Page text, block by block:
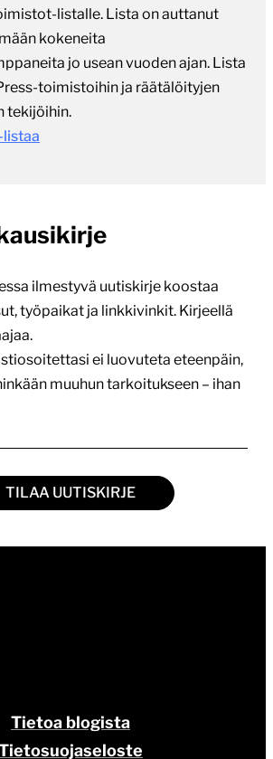
listalle. Lista on auttanut
kokeneita
jo usean vuoden ajan. Lista
toimistoihin ja räätälöityjen
tekijöihin.
listaa
ilmestyvä uutiskirje koostaa
työpaikat ja linkkivinkit. Kirjeellä
ei luovuteta eteenpäin,
muuhun tarkoitukseen – ihan
TILAA UUTISKIRJE
Tietoa blogista